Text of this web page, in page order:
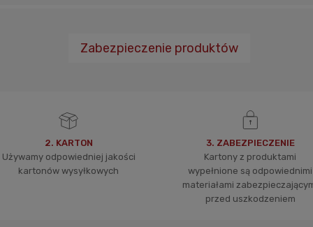
Zabezpieczenie produktów
2. KARTON
Używamy odpowiedniej jakości
kartonów wysyłkowych
3. ZABEZPIECZENIE
Kartony z produktami
wypełnione są odpowiednimi
materiałami
przed uszkodzeniem